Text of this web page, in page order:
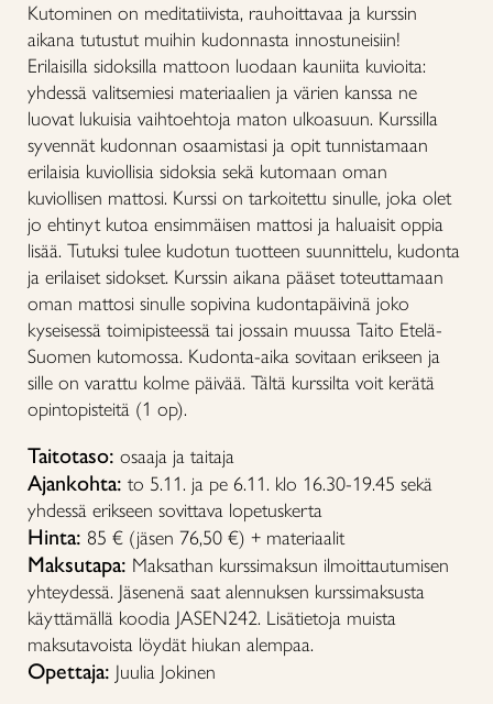
Kutominen on meditatiivista, rauhoittavaa ja kurssin
aikana tutustut muihin kudonnasta innostuneisiin!
Erilaisilla sidoksilla mattoon luodaan kauniita kuvioita:
yhdessä valitsemiesi materiaalien ja värien kanssa ne
luovat lukuisia vaihtoehtoja maton ulkoasuun. Kurssilla
syvennät kudonnan osaamistasi ja opit tunnistamaan
erilaisia kuviollisia sidoksia sekä kutomaan oman
kuviollisen mattosi. Kurssi on tarkoitettu sinulle, joka olet
jo ehtinyt kutoa ensimmäisen mattosi ja haluaisit oppia
lisää. Tutuksi tulee kudotun tuotteen suunnittelu, kudonta
ja erilaiset sidokset. Kurssin aikana pääset toteuttamaan
oman mattosi sinulle sopivina kudontapäivinä joko
kyseisessä toimipisteessä tai jossain muussa Taito Etelä-
Suomen kutomossa. Kudonta-aika sovitaan erikseen ja
sille on varattu kolme päivää. Tältä kurssilta voit kerätä
opintopisteitä (1 op).
Taitotaso: osaaja ja taitaja
Ajankohta: to 5.11. ja pe 6.11. klo 16.30-19.45 sekä
yhdessä erikseen sovittava lopetuskerta
Hinta: 85 € (jäsen 76,50 €) + materiaalit
Maksutapa: Maksathan kurssimaksun ilmoittautumisen
yhteydessä. Jäsenenä saat alennuksen kurssimaksusta
käyttämällä koodia JASEN242. Lisätietoja muista
maksutavoista löydät hiukan alempaa.
Opettaja: Juulia Jokinen